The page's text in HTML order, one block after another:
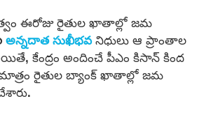
ఈరోజు రైతుల ఖాతాల్లో జమ
అన్నదాత సుఖీభవనిధులు ఆ ప్రాంతాల
కేంద్రం అందించే పీఎం కిసాన్ కింద
రైతుల బ్యాంక్ ఖాతాల్లో జమ